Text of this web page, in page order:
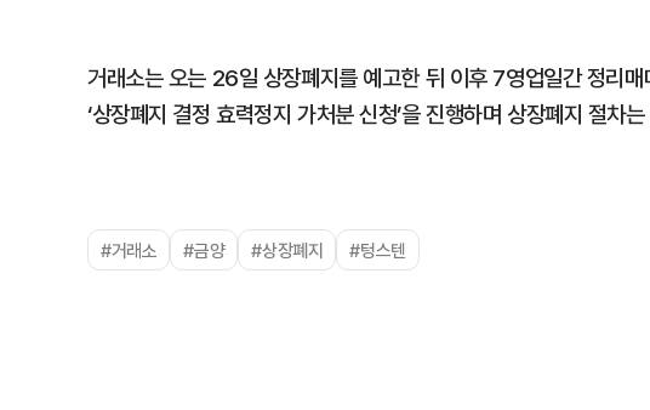
거래소는 오는 26일 상장폐지를 예고한 뒤 이후 7영업일간 정리
‘상장폐지 결정 효력정지 가처분 신청’을 진행하며 상장폐지 절차
#거래소 #금양 #상장폐지 #텅스텐